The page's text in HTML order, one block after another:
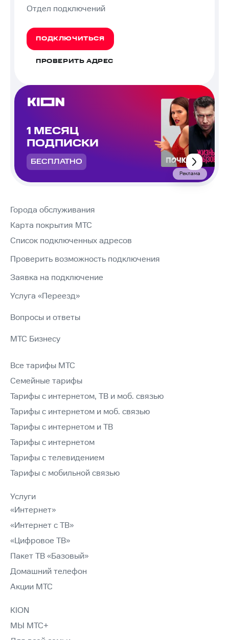
Отдел подключений
ПОДКЛЮЧИТЬСЯ
ПРОВЕРИТЬ АДРЕС
1 МЕСЯЦ
ПОДПИСКИ
БЕСПЛАТНО
Реклама
Города обслуживания
Карта покрытия МТС
Список подключенных адресов
Проверить возможность подключения
Заявка на подключение
Услуга «Переезд»
Вопросы и ответы
МТС Бизнесу
Все тарифы МТС
Семейные тарифы
Тарифы с интернетом, ТВ и моб. связью
Тарифы с интернетом и моб. связью
Тарифы с интернетом и ТВ
Тарифы с интернетом
Тарифы с телевидением
Тарифы с мобильной связью
Услуги
«Интернет»
«Интернет с ТВ»
«Цифровое ТВ»
Пакет ТВ «Базовый»
Домашний телефон
Акции МТС
KION
МЫ МТС+